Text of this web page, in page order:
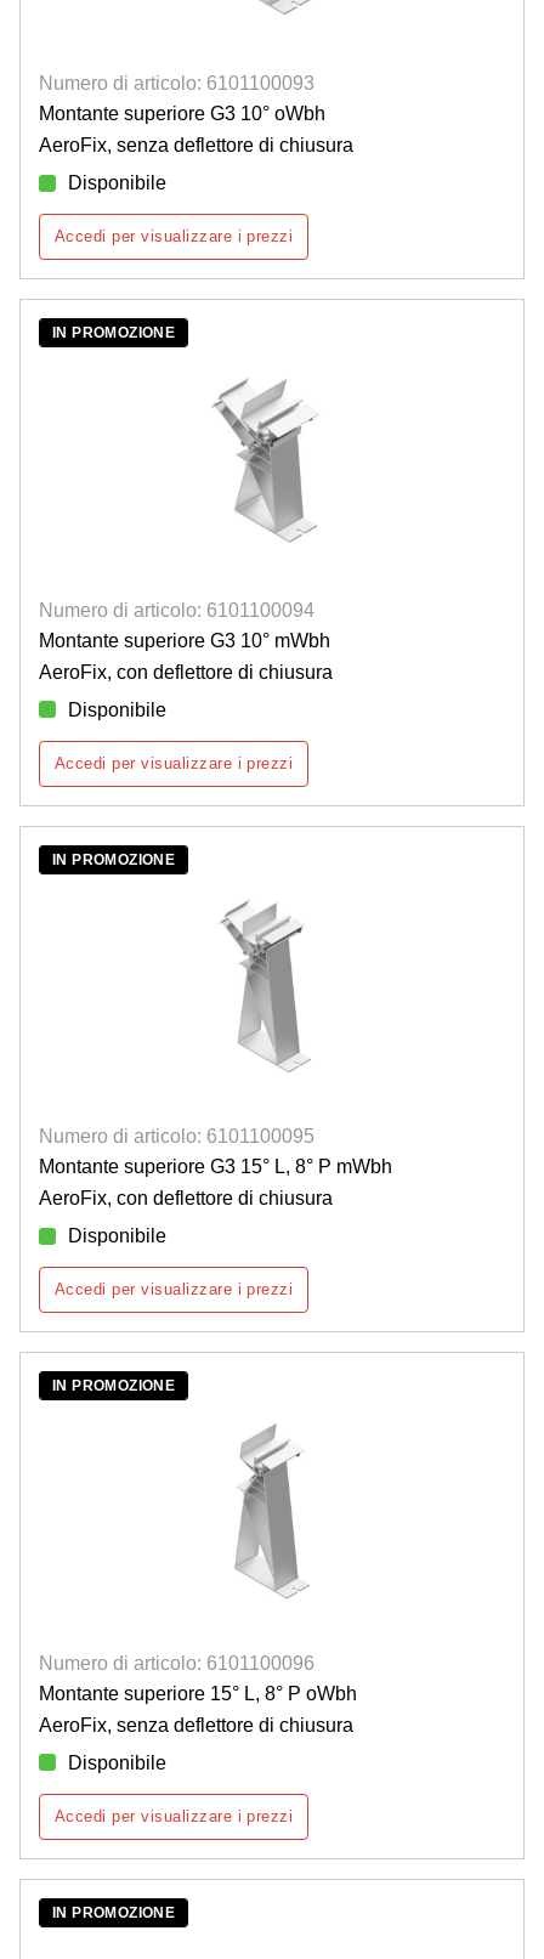
Numero di articolo: 6101100093
Montante superiore G3 10° oWbh
AeroFix, senza deflettore di chiusura
Disponibile
Accedi per visualizzare i prezzi
IN PROMOZIONE
Numero di articolo: 6101100094
Montante superiore G3 10° mWbh
AeroFix, con deflettore di chiusura
Disponibile
Accedi per visualizzare i prezzi
IN PROMOZIONE
Numero di articolo: 6101100095
Montante superiore G3 15° L, 8° P mWbh
AeroFix, con deflettore di chiusura
Disponibile
Accedi per visualizzare i prezzi
IN PROMOZIONE
Numero di articolo: 6101100096
Montante superiore 15° L, 8° P oWbh
AeroFix, senza deflettore di chiusura
Disponibile
Accedi per visualizzare i prezzi
IN PROMOZIONE